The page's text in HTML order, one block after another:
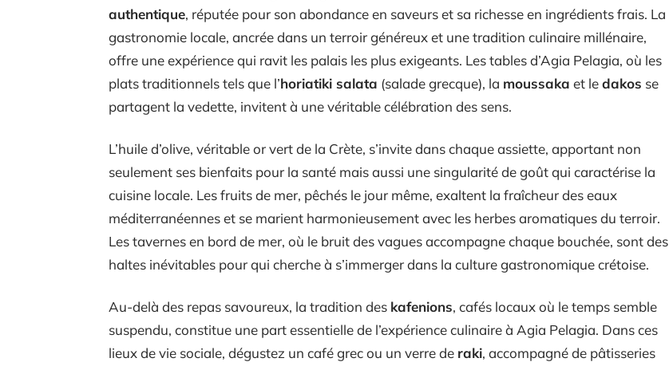
authentique, réputée pour son abondance en saveurs et sa richesse en ingrédients frais. La
gastronomie locale, ancrée dans un terroir généreux et une tradition culinaire millénaire,
offre une expérience qui ravit les palais les plus exigeants. Les tables d’Agia Pelagia, où les
plats traditionnels tels que l’horiatiki salata (salade grecque), la moussaka et ledakos se
partagent la vedette, invitent à une véritable célébration des sens.
L’huile d’olive, véritable or vert de la Crète, s’invite dans chaque assiette, apportant non
seulement ses bienfaits pour la santé mais aussi une singularité de goût qui caractérise la
cuisine locale. Les fruits de mer, pêchés le jour même, exaltent la fraîcheur des eaux
méditerranéennes et se marient harmonieusement avec les herbes aromatiques du terroir.
Les tavernes en bord de mer, où le bruit des vagues accompagne chaque bouchée, sont des
haltes inévitables pour qui cherche à s’immerger dans la culture gastronomique crétoise.
Au-delà des repas savoureux, la tradition des kafenions, cafés locaux où le temps semble
suspendu, constitue une part essentielle de l’expérience culinaire à Agia Pelagia. Dans ces
lieux de vie sociale, dégustez un café grec ou un verre de raki, accompagné de pâtisseries